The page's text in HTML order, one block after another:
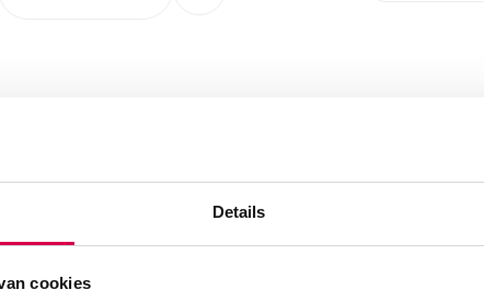
Details
cookies
Op
Geen
We